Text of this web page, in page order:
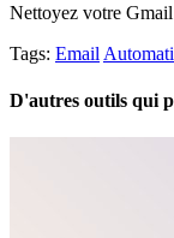
Nettoyez votre
Tags: Email
D'autres outils qui